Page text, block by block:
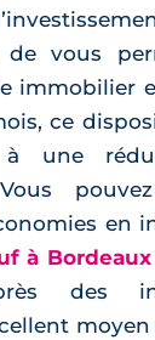
vous
immobilier
ce
une
en
à
des
moyen